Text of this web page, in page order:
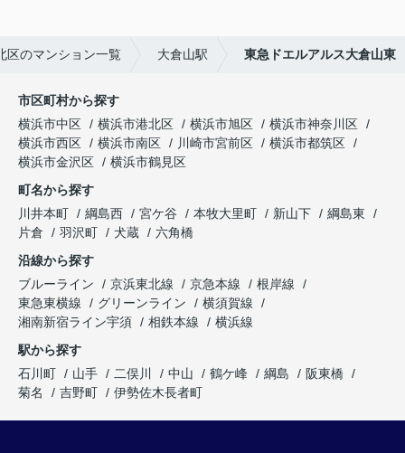
区のマンション一覧 大倉山駅 東急ドエルアルス大倉山東
市区町村から探す
横浜市中区
横浜市港北区 横浜市旭区
横浜市神奈川区
横浜市西区
横浜市南区 川崎市宮前区
横浜市都筑区
横浜市金沢区
横浜市鶴見区
町名から探す
川井本町
綱島西 宮ケ谷 本牧大里町 新山下
綱島東
片倉
羽沢町 犬蔵
六角橋
沿線から探す
ブルーライン
京浜東北線 京急本線
根岸線
東急東横線
グリーンライン
横須賀線
湘南新宿ライン宇須
相鉄本線
横浜線
駅から探す
石川町
山手 二俣川 中山 鶴ケ峰 綱島
阪東橋
菊名
吉野町 伊勢佐木長者町